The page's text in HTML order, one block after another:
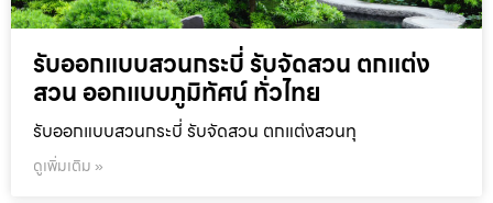
รับออกแบบสวนกระบี่ รับจัดสวน ตกแต่ง
สวน ออกแบบภูมิทัศน์ ทั่วไทย
รับออกแบบสวนกระบี่ รับจัดสวน ตกแต่งสวนทุ
ดูเพิ่มเติม »